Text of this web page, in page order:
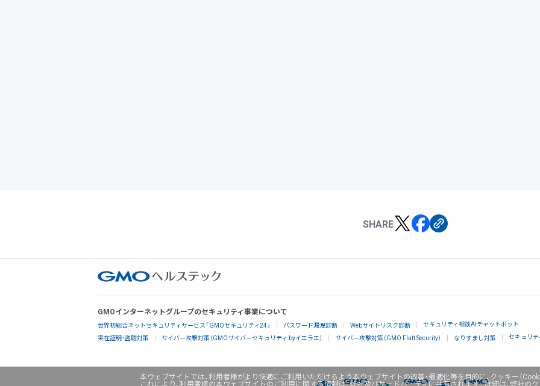
本ウェブサイトでは、利用者様がより快適にご利用いただけるよう本ウェブサイトの改善・最適化等を目的に、クッキー（
これにより、利用者様の本ウェブサイトのご利用に関する情報は、弊社及びサードパーティに共有されます。詳細は、弊社の
SHARE
GMOインターネットグループのセキュリティ事業について
世界初総合ネットセキュリティサービス「GMOセキュリティ24」 パスワード漏洩診断 Webサイトリスク診断 セキュリティ相談AIチャットボット
実在証明・盗聴対策 サイバー攻撃対策（GMOサイバーセキュリティ byイエラエ） サイバー攻撃対策（GMO Flatt Security） なりすまし対策 セキュリテ